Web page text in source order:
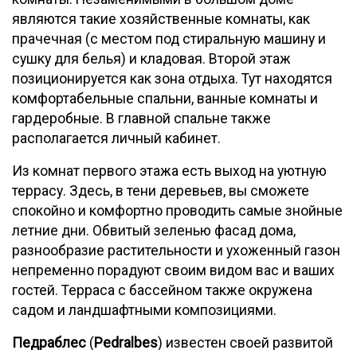
являются такие хозяйственные комнаты, как
прачечная (с местом под стиральную машину и
сушку для белья) и кладовая. Второй этаж
позиционируется как зона отдыха. Тут находятся
комфортабельные спальни, ванные комнаты и
гардеробные. В главной спальне также
располагается личный кабинет.
Из комнат первого этажа есть выход на уютную
террасу. Здесь, в тени деревьев, вы сможете
спокойно и комфортно проводить самые знойные
летние дни. Обвитый зеленью фасад дома,
разнообразие растительности и ухоженный газон
непременно порадуют своим видом вас и ваших
гостей. Терраса с бассейном также окружена
садом и ландшафтными композициями.
Педраблес ( Pedralbes) известен своей развитой